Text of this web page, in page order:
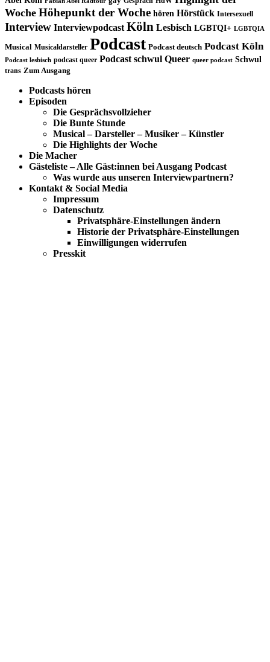
Woche Höhepunkt der Woche hören Hörstück Intersexuell
Interview Interviewpodcast Köln Lesbisch LGBTQI+ LGBTQIA
Musical Musicaldarsteller Podcast Podcast deutsch Podcast Köln
Podcast lesbisch podcast queer Podcast schwul Queer queer podcast Schwul
trans Zum Ausgang
Podcasts hören
Episoden
Die Gesprächsvollzieher
Die Bunte Stunde
Musical – Darsteller – Musiker – Künstler
Die Highlights der Woche
Die Macher
Gästeliste – Alle Gäst:innen bei Ausgang Podcast
Was wurde aus unseren Interviewpartnern?
Kontakt & Social Media
Impressum
Datenschutz
Privatsphäre-Einstellungen ändern
Historie der Privatsphäre-Einstellungen
Einwilligungen widerrufen
Presskit